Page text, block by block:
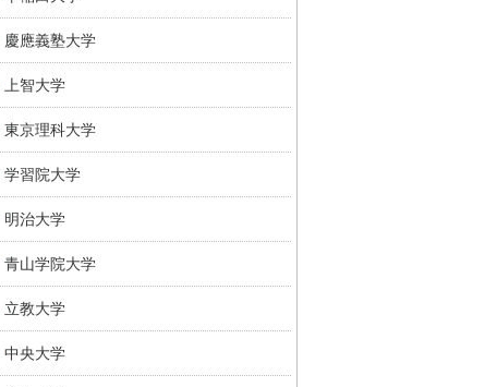
慶應義塾大学
上智大学
東京理科大学
学習院大学
明治大学
青山学院大学
立教大学
中央大学